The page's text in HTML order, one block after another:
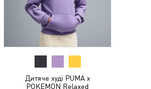
Дитяче худі PUMA x
POKEMON Relaxed